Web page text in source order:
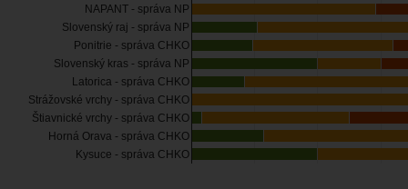
NAPANT - správa NP
Slovenský raj - správa NP
Ponitrie - správa CHKO
Slovenský kras - správa NP
Latorica - správa CHKO
Strážovské vrchy - správa CHKO
Štiavnické vrchy - správa CHKO
Horná Orava - správa CHKO
Kysuce - správa CHKO